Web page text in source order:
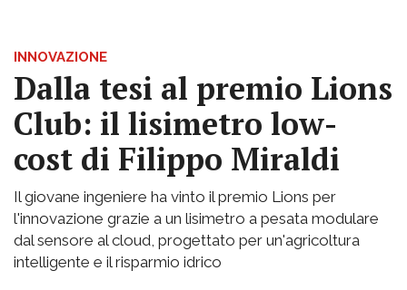
INNOVAZIONE
Dalla tesi al premio Lions
Club: il lisimetro low-
cost di Filippo Miraldi
Il giovane ingeniere ha vinto il premio Lions per
l'innovazione grazie a un lisimetro a pesata modulare
dal sensore al cloud, progettato per un'agricoltura
intelligente e il risparmio idrico